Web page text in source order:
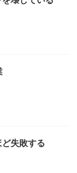
失敗する